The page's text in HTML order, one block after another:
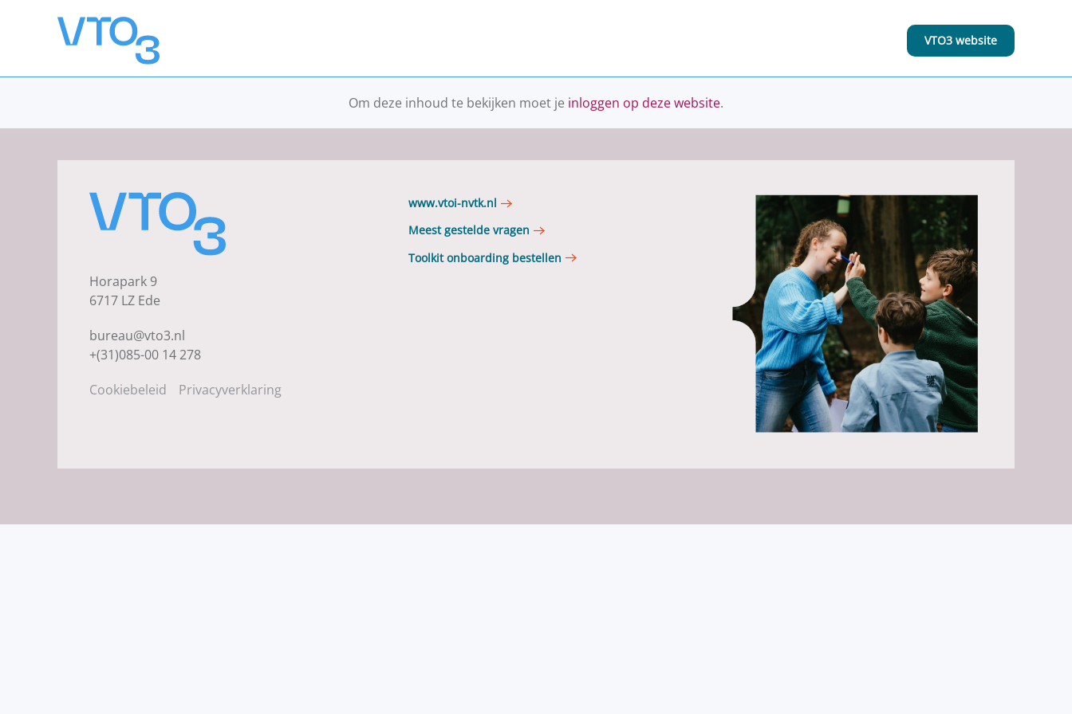
Overslaan en naar de inhoud gaan VTO3 website
Om deze inhoud te bekijken moet je inloggen op deze website.
Horapark 9
6717 LZ Ede
bureau@vto3.nl
+(31)085-00 14 278
Cookiebeleid
Privacyverklaring
www.vtoi-nvtk.nl
Meest gestelde vragen
Toolkit onboarding bestellen